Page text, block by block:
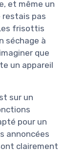
et même un
restais pas
frisottis
séchage à
que
un appareil
sur un
pour un
annoncées
clairement